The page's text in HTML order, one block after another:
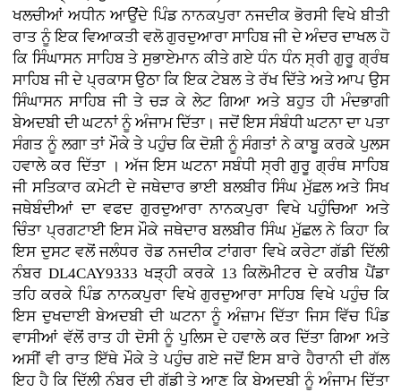
ਖਲਚੀਆਂ ਅਧੀਨ ਆਉਂਦੇ ਪਿੰਡ ਨਾਨਕਪੁਰਾ ਨਜਦੀਕ ਭੋਰਸੀ ਵਿਖੇ ਬੀਤੀ
ਰਾਤ ਨੂੰ ਇਕ ਵਿਆਕਤੀ ਵਲੋ ਗੁਰਦੁਆਰਾ ਸਾਹਿਬ ਜੀ ਦੇ ਅੰਦਰ ਦਾਖਲ ਹੋ
ਕਿ ਸਿੰਘਾਸਨ ਸਾਹਿਬ ਤੇ ਸੁਭਾਏਮਾਨ ਕੀਤੇ ਗਏ ਧੰਨ ਧੰਨ ਸ੍ਰੀ ਗੁਰੂ ਗ੍ਰੰਥ
ਸਾਹਿਬ ਜੀ ਦੇ ਪ੍ਰਕਾਸ ਉਠਾ ਕਿ ਇਕ ਟੇਬਲ ਤੇ ਰੱਖ ਦਿੱਤੇ ਅਤੇ ਆਪ ਉਸ
ਸਿੰਘਾਸਨ ਸਾਹਿਬ ਜੀ ਤੇ ਚੜ ਕੇ ਲੇਟ ਗਿਆ ਅਤੇ ਬਹੁਤ ਹੀ ਮੰਦਭਾਗੀ
ਬੇਅਦਬੀ ਦੀ ਘਟਨਾਂ ਨੂੰ ਅੰਜਾਮ ਦਿੱਤਾ। ਜਦੋਂ ਇਸ ਸੰਬੰਧੀ ਘਟਨਾ ਦਾ ਪਤਾ
ਸੰਗਤ ਨੂੰ ਲਗਾ ਤਾਂ ਮੌਕੇ ਤੇ ਪਹੁੰਚ ਕਿ ਦੋਸ਼ੀ ਨੂੰ ਸੰਗਤਾਂ ਨੇ ਕਾਬੂ ਕਰਕੇ ਪੁਲਸ
ਹਵਾਲੇ ਕਰ ਦਿੱਤਾ । ਅੱਜ ਇਸ ਘਟਨਾ ਸਬੰਧੀ ਸ੍ਰੀ ਗੁਰੂ ਗ੍ਰੰਥ ਸਾਹਿਬ
ਜੀ ਸਤਿਕਾਰ ਕਮੇਟੀ ਦੇ ਜਥੇਦਾਰ ਭਾਈ ਬਲਬੀਰ ਸਿੰਘ ਮੁੱਛਲ ਅਤੇ ਸਿਖ
ਜਥੇਬੰਦੀਆਂ ਦਾ ਵਫਦ ਗੁਰਦੁਆਰਾ ਨਾਨਕਪੁਰਾ ਵਿਖੇ ਪਹੁੰਚਿਆ ਅਤੇ
ਚਿੰਤਾ ਪ੍ਰਗਟਾਈ ਇਸ ਮੌਕੇ ਜਥੇਦਾਰ ਬਲਬੀਰ ਸਿੰਘ ਮੁੱਛਲ ਨੇ ਕਿਹਾ ਕਿ
ਇਸ ਦੁਸਟ ਵਲੋਂ ਜਲੰਧਰ ਰੋਡ ਨਜਦੀਕ ਟਾਂਗਰਾ ਵਿਖੇ ਕਰੇਟਾ ਗੱਡੀ ਦਿੱਲੀ
ਨੰਬਰ DL4CAY9333 ਖੜ੍ਹੀ ਕਰਕੇ 13 ਕਿਲੋਮੀਟਰ ਦੇ ਕਰੀਬ ਪੈਂਡਾ
ਤਹਿ ਕਰਕੇ ਪਿੰਡ ਨਾਨਕਪੁਰਾ ਵਿਖੇ ਗੁਰਦੁਆਰਾ ਸਾਹਿਬ ਵਿਖੇ ਪਹੁੰਚ ਕਿ
ਇਸ ਦੁਖਦਾਈ ਬੇਅਦਬੀ ਦੀ ਘਟਨਾ ਨੂੰ ਅੰਜ਼ਾਮ ਦਿੱਤਾ ਜਿਸ ਵਿੱਚ ਪਿੰਡ
ਵਾਸੀਆਂ ਵੱਲੋਂ ਰਾਤ ਹੀ ਦੋਸੀ ਨੂੰ ਪੁਲਿਸ ਦੇ ਹਵਾਲੇ ਕਰ ਦਿੱਤਾ ਗਿਆ ਅਤੇ
ਅਸੀਂ ਵੀ ਰਾਤ ਇੱਥੇ ਮੌਕੇ ਤੇ ਪਹੁੰਚ ਗਏ ਜਦੋਂ ਇਸ ਬਾਰੇ ਹੈਰਾਨੀ ਦੀ ਗੱਲ
ਇਹ ਹੈ ਕਿ ਦਿੱਲੀ ਨੰਬਰ ਦੀ ਗੱਡੀ ਤੇ ਆਣ ਕਿ ਬੇਅਦਬੀ ਨੂੰ ਅੰਜਾਮ ਦਿੱਤਾ